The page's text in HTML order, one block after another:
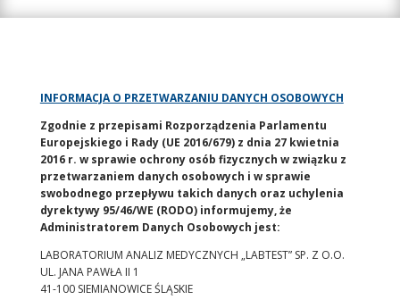
INFORMACJA O PRZETWARZANIU DANYCH OSOBOWYCH
Zgodnie z przepisami Rozporządzenia Parlamentu
Europejskiego i Rady (UE 2016/679) z dnia 27 kwietnia
2016 r. w sprawie ochrony osób fizycznych w związku z
przetwarzaniem danych osobowych i w sprawie
swobodnego przepływu takich danych oraz uchylenia
dyrektywy 95/46/WE (RODO) informujemy, że
Administratorem Danych Osobowych jest:
LABORATORIUM ANALIZ MEDYCZNYCH „LABTEST” SP. Z O.O.
UL. JANA PAWŁA II 1
41-100 SIEMIANOWICE ŚLĄSKIE